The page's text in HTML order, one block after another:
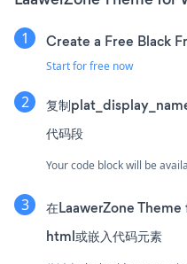
Create a Free Black
Start for free now
复制
代码段
Your code block will be
在LaawerZone Theme
html或嵌入代码元素